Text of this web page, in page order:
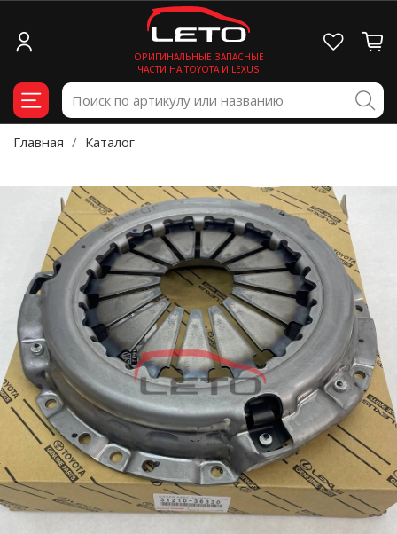
ОРИГИНАЛЬНЫЕ ЗАПАСНЫЕ
ЧАСТИ НА TOYOTA И LEXUS
Главная Каталог